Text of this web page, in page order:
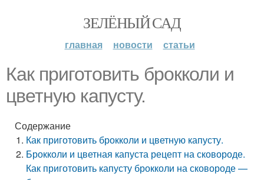
ЗЕЛЁНЫЙ САД
главная новости статьи
Как приготовить брокколи и
цветную капусту.
Содержание
Как приготовить брокколи и цветную капусту.
Брокколи и цветная капуста рецепт на сковороде.
Как приготовить капусту брокколи на сковороде —